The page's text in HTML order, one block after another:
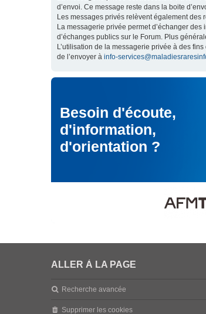
d’envoi. Ce message reste dans la boite
Les messages privés relèvent également
La messagerie privée permet d’échanger
d’échanges publics sur le Forum. Plus
L’utilisation de la messagerie privée à des
de l’envoyer à info-
Besoin d'écoute,
d'information,
d'orientation ?
ALLER À LA PAGE
Recherche avancée
Supprimer les cookies